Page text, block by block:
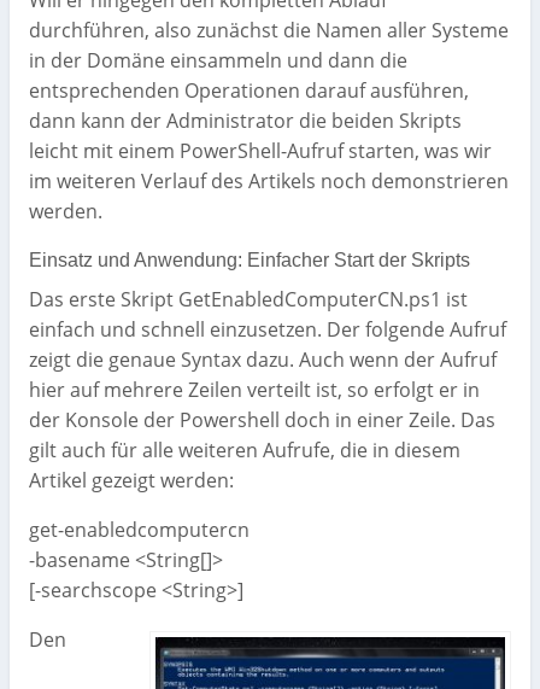
durchführen, also zunächst die Namen aller Systeme
in der Domäne einsammeln und dann die
entsprechenden Operationen darauf ausführen,
dann kann der Administrator die beiden Skripts
leicht mit einem PowerShell-Aufruf starten, was wir
im weiteren Verlauf des Artikels noch demonstrieren
werden.
Einsatz und Anwendung: Einfacher Start der Skripts
Das erste Skript GetEnabledComputerCN.ps1 ist
einfach und schnell einzusetzen. Der folgende Aufruf
zeigt die genaue Syntax dazu. Auch wenn der Aufruf
hier auf mehrere Zeilen verteilt ist, so erfolgt er in
der Konsole der Powershell doch in einer Zeile. Das
gilt auch für alle weiteren Aufrufe, die in diesem
Artikel gezeigt werden:
get-enabledcomputercn
-basename <String[]>
[-searchscope <String>]
Den